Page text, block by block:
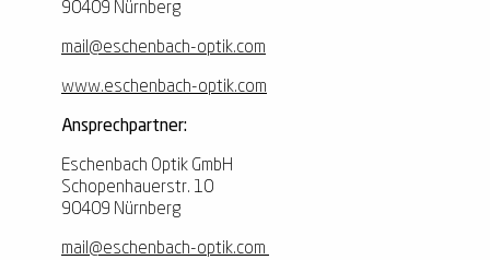
90409 Nürnberg
mail@eschenbach-optik.com
www.eschenbach-optik.com
Ansprechpartner:
Eschenbach Optik GmbH
Schopenhauerstr. 10
90409 Nürnberg
mail@eschenbach-optik.com